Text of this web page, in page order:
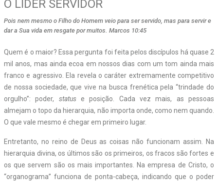
O LÍDER SERVIDOR
Pois nem mesmo o Filho do Homem veio para ser servido, mas para servir e
dar a Sua vida em resgate por muitos. Marcos 10:45
Quem é o maior? Essa pergunta foi feita pelos discípulos há quase 2
mil anos, mas ainda ecoa em nossos dias com um tom ainda mais
franco e agressivo. Ela revela o caráter extremamente competitivo
de nossa sociedade, que vive na busca frenética pela “trindade do
orgulho”: poder, statuse posição. Cada vez mais, as pessoas
almejam o topo da hierarquia, não importa onde, como nem quando.
O que vale mesmo é chegar em primeiro lugar.
Entretanto, no reino de Deus as coisas não funcionam assim. Na
hierarquia divina, os últimos são os primeiros, os fracos são fortes e
os que servem são os mais importantes. Na empresa de Cristo, o
“organograma” funciona de ponta-cabeça, indicando que o poder